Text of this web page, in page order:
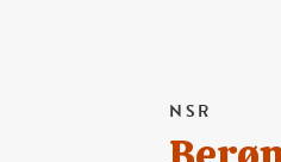
NSR